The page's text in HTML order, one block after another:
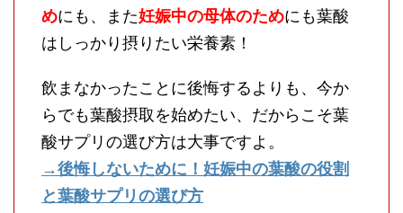
めにも、また妊娠中の母体のためにも葉酸
はしっかり摂りたい栄養素！
飲まなかったことに後悔するよりも、今か
らでも葉酸摂取を始めたい、だからこそ葉
酸サプリの選び方は大事ですよ。
→後悔しないために！妊娠中の葉酸の役割
と葉酸サプリの選び方